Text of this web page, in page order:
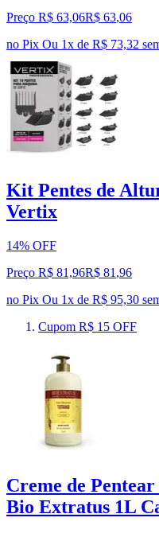
Preço R$ 63,06R$ 63,06
no Pix Ou 1x de R$ 73,32
Kit Pentes de
Vertix
14% OFF
Preço R$ 81,96R$ 81 ,96
no Pix Ou 1x de R$ 95,30
Cupom R$ 15 OFF
Creme de
Bio Extratus 1L